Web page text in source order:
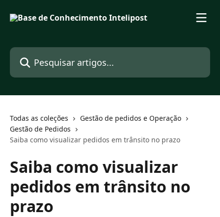
Pesquisar artigos...
Todas as coleções
Gestão de pedidos e Operação
Gestão de Pedidos
Saiba como visualizar pedidos em trânsito no prazo
Saiba como visualizar
pedidos em trânsito no
prazo